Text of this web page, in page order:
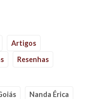
Artigos
Resenhas
Nanda Érica